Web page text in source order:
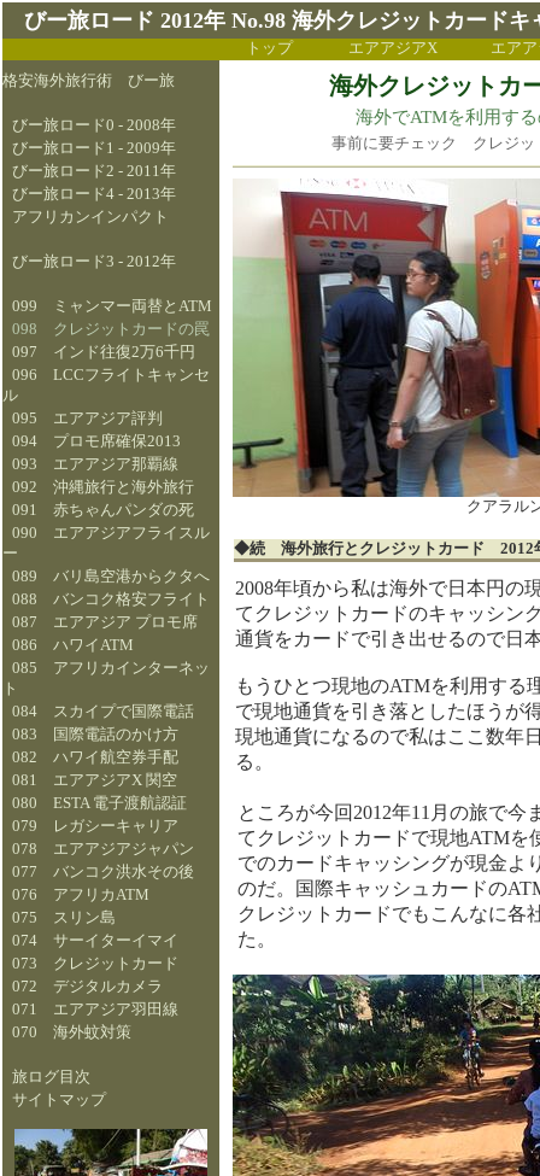
びー旅ロード 2012年 No.98 海外クレジットカードキ
トップ エアアジアX エア
格安海外旅行術 びー旅
びー旅ロード0 - 2008年
びー旅ロード1 - 2009年
びー旅ロード2 - 2011年
びー旅ロード4 - 2013年
アフリカンインパクト
びー旅ロード3 - 2012年
099 ミャンマー両替とATM
098 クレジットカードの罠
097 インド往復2万6千円
096 LCCフライトキャンセ
ル
095 エアアジア評判
094 プロモ席確保2013
093 エアアジア那覇線
092 沖縄旅行と海外旅行
091 赤ちゃんパンダの死
090 エアアジアフライスル
ー
089 バリ島空港からクタへ
088 バンコク格安フライト
087 エアアジア プロモ席
086 ハワイATM
085 アフリカインターネッ
ト
084 スカイプで国際電話
083 国際電話のかけ方
082 ハワイ航空券手配
081 エアアジアX 関空
080 ESTA 電子渡航認証
079 レガシーキャリア
078 エアアジアジャパン
077 バンコク洪水その後
076 アフリカATM
075 スリン島
074 サーイターイマイ
073 クレジットカード
072 デジタルカメラ
071 エアアジア羽田線
070 海外蚊対策
旅ログ目次
サイトマップ
海外クレジットカ
海外でATMを利用す
事前に要チェック クレジッ
クアラル
◆続 海外旅行とクレジットカード
2008年頃から私は海外で日本円の
てクレジットカードのキャッシン
通貨をカードで引き出せるので日
もうひとつ現地のATMを利用する
で現地通貨を引き落としたほうが
現地通貨になるので私はここ数年
る。
ところが今回2012年11月の旅で
てクレジットカードで現地ATMを
でのカードキャッシングが現金よ
のだ。国際キャッシュカードの
クレジットカードでもこんなに各
た。